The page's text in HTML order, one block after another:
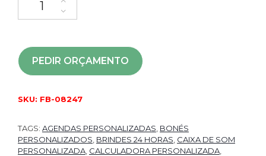
PEDIR ORÇAMENTO
SKU: FB-08247
TAGS: AGENDAS PERSONALIZADAS BONÉS
PERSONALIZADOS BRINDES 24 HORAS CAIXA DE SOM
PERSONALIZADA CALCULADORA PERSONALIZADA